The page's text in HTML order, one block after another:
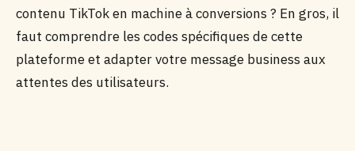
contenu TikTok en machine à conversions ? En gros, il
faut comprendre les codes spécifiques de cette
plateforme et adapter votre message business aux
attentes des utilisateurs.